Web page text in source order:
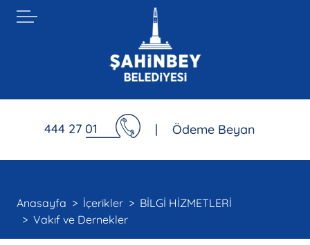
444 27 01 | Ödeme Beyan
Anasayfa İçerikler
BİLGİ HİZMETLERİ
Vakıf ve Dernekler